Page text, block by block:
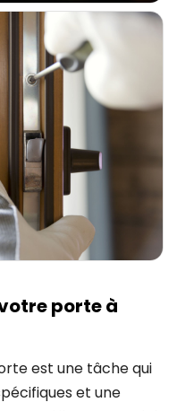
porte à
est une tâche qui
et une